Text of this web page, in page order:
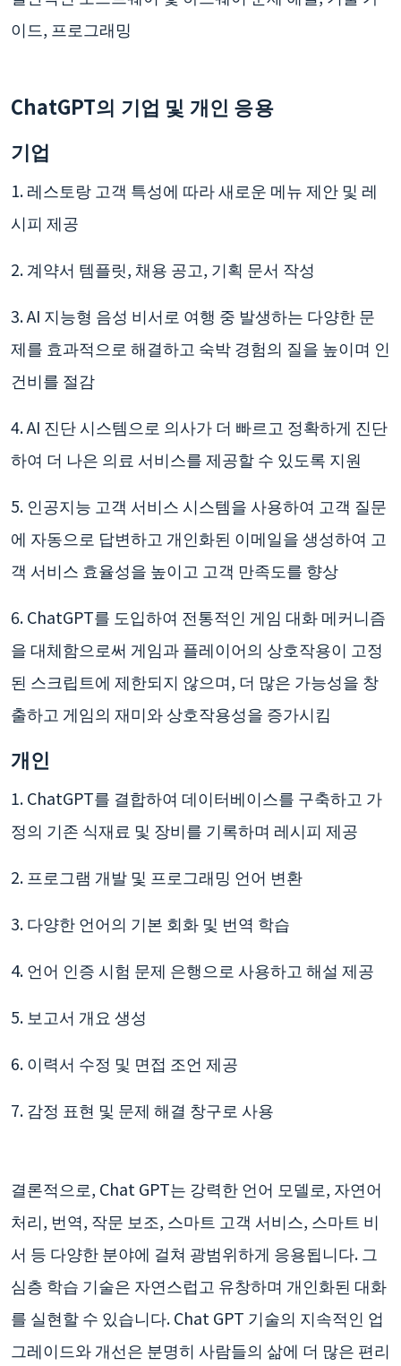
이드, 프로그래밍
ChatGPT의 기업 및 개인 응용
기업
1. 레스토랑 고객 특성에 따라 새로운 메뉴 제안 및 레
시피 제공
2. 계약서 템플릿, 채용 공고, 기획 문서 작성
3. AI 지능형 음성 비서로 여행 중 발생하는 다양한 문
제를 효과적으로 해결하고 숙박 경험의 질을 높이며 인
건비를 절감
4. AI 진단 시스템으로 의사가 더 빠르고 정확하게 진단
하여 더 나은 의료 서비스를 제공할 수 있도록 지원
5. 인공지능 고객 서비스 시스템을 사용하여 고객 질문
에 자동으로 답변하고 개인화된 이메일을 생성하여 고
객 서비스 효율성을 높이고 고객 만족도를 향상
6. ChatGPT를 도입하여 전통적인 게임 대화 메커니즘
을 대체함으로써 게임과 플레이어의 상호작용이 고정
된 스크립트에 제한되지 않으며, 더 많은 가능성을 창
출하고 게임의 재미와 상호작용성을 증가시킴
개인
1. ChatGPT를 결합하여 데이터베이스를 구축하고 가
정의 기존 식재료 및 장비를 기록하며 레시피 제공
2. 프로그램 개발 및 프로그래밍 언어 변환
3. 다양한 언어의 기본 회화 및 번역 학습
4. 언어 인증 시험 문제 은행으로 사용하고 해설 제공
5. 보고서 개요 생성
6. 이력서 수정 및 면접 조언 제공
7. 감정 표현 및 문제 해결 창구로 사용
결론적으로, Chat GPT는 강력한 언어 모델로, 자연어
처리, 번역, 작문 보조, 스마트 고객 서비스, 스마트 비
서 등 다양한 분야에 걸쳐 광범위하게 응용됩니다. 그
심층 학습 기술은 자연스럽고 유창하며 개인화된 대화
를 실현할 수 있습니다. Chat GPT 기술의 지속적인 업
그레이드와 개선은 분명히 사람들의 삶에 더 많은 편리